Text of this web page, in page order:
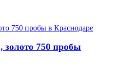
золото 750 пробы